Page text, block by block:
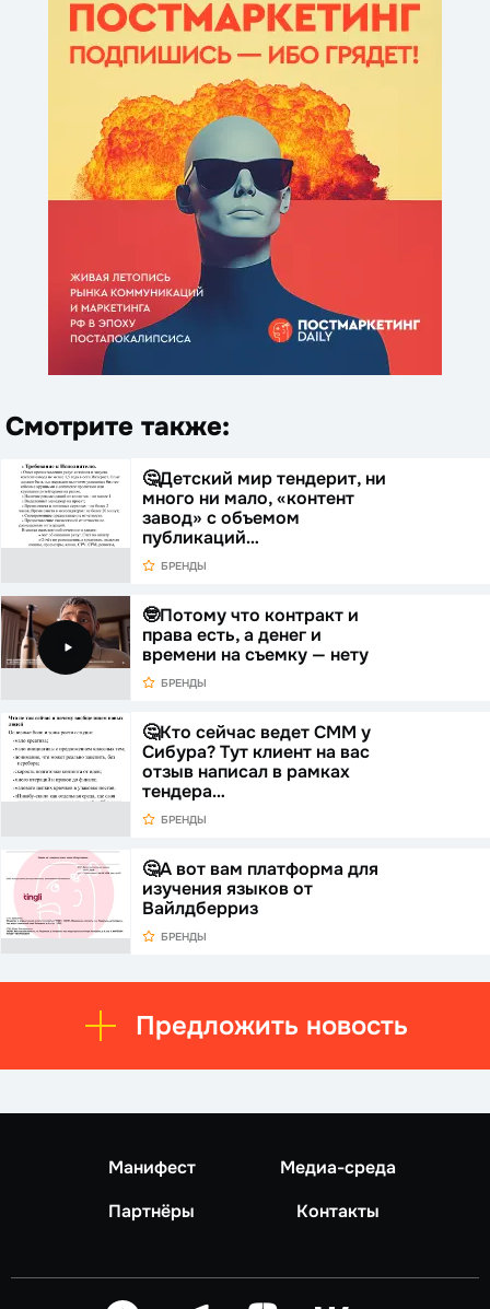
Смотрите также:
🤔Детский мир тендерит, ни
много ни мало, «контент
завод» с объемом
публикаций…
БРЕНДЫ
🤓Потому что контракт и
права есть, а денег и
времени на съемку — нету
БРЕНДЫ
🤔Кто сейчас ведет СММ у
Сибура? Тут клиент на вас
отзыв написал в рамках
тендера…
БРЕНДЫ
🤔А вот вам платформа для
изучения языков от
Вайлдберриз
БРЕНДЫ
Предложить новость
Манифест
Медиа-среда
Партнёры
Контакты